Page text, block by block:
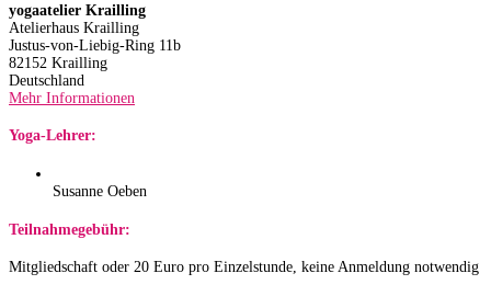
yogaatelier Krailling
Atelierhaus Krailling
Justus-von-Liebig-Ring 11b
82152 Krailling
Deutschland
Mehr Informationen
Yoga-Lehrer:
Susanne Oeben
Teilnahmegebühr:
Mitgliedschaft oder 20 Euro pro Einzelstunde, keine Anmeldung notwendig